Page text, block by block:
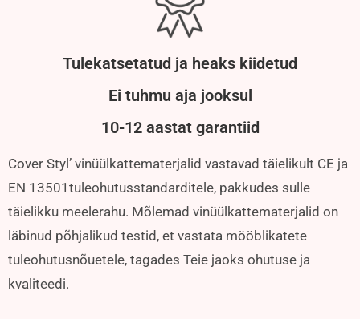
Tulekatsetatud ja heaks kiidetud
Ei tuhmu aja jooksul
10-12 aastat garantiid
Cover Styl’ vinüülkattematerjalid vastavad täielikult CE ja
EN 13501tuleohutusstandarditele, pakkudes sulle
täielikku meelerahu. Mõlemad vinüülkattematerjalid on
läbinud põhjalikud testid, et vastata mööblikatete
tuleohutusnõuetele, tagades Teie jaoks ohutuse ja
kvaliteedi.